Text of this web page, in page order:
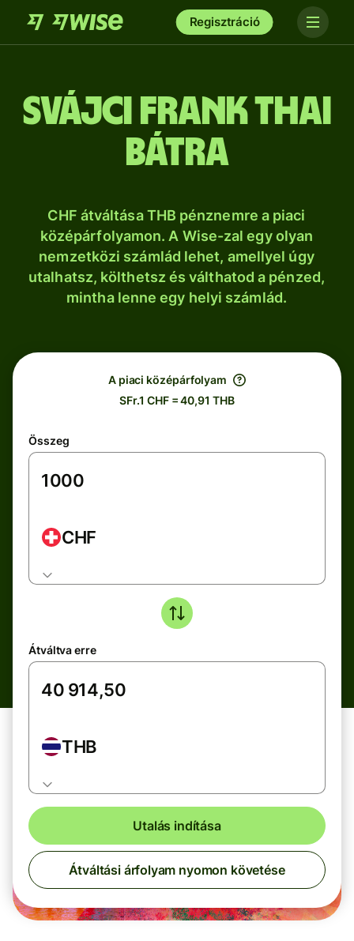
Regisztráció
svájci frank thai
bátra
CHF átváltása THB pénznemre a piaci
középárfolyamon. A Wise-zal egy olyan
nemzetközi számlád lehet, amellyel úgy
utalhatsz, költhetsz és válthatod a pénzed,
mintha lenne egy helyi számlád.
A piaci középárfolyam
SFr.1 CHF = 40,91 THB
Összeg
CHF
Átváltva erre
THB
Utalás indítása
Átváltási árfolyam nyomon követése